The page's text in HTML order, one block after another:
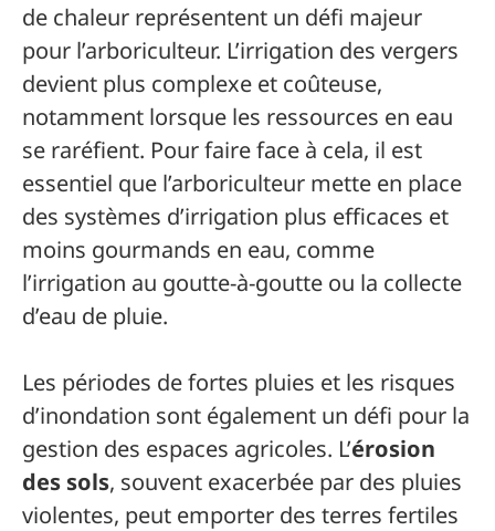
de chaleur représentent un défi majeur
pour l’arboriculteur. L’irrigation des vergers
devient plus complexe et coûteuse,
notamment lorsque les ressources en eau
se raréfient. Pour faire face à cela, il est
essentiel que l’arboriculteur mette en place
des systèmes d’irrigation plus efficaces et
moins gourmands en eau, comme
l’irrigation au goutte-à-goutte ou la collecte
d’eau de pluie.
Les périodes de fortes pluies et les risques
d’inondation sont également un défi pour la
gestion des espaces agricoles. L’érosion
des sols, souvent exacerbée par des pluies
violentes, peut emporter des terres fertiles